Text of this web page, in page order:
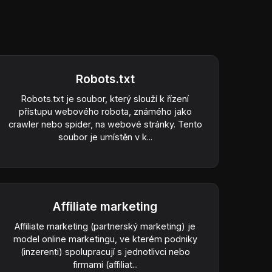
Robots.txt
Robots.txt je soubor, který slouží k řízení
přístupu webového robota, známého jako
crawler nebo spider, na webové stránky. Tento
soubor je umístěn v k...
Affiliate marketing
Affiliate marketing (partnerský marketing) je
model online marketingu, ve kterém podniky
(inzerenti) spolupracují s jednotlivci nebo
firmami (affiliat...